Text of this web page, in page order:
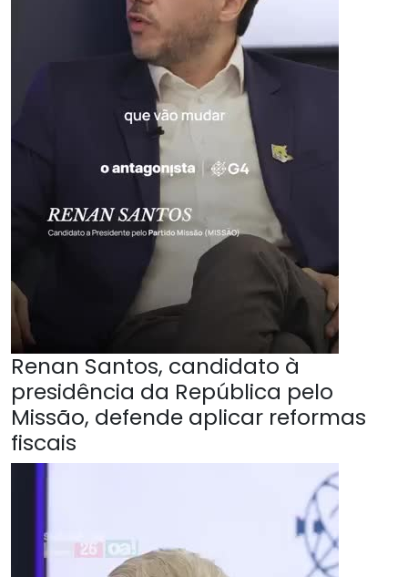
Renan Santos, candidato à
presidência da República pelo
Missão, defende aplicar reformas
fiscais